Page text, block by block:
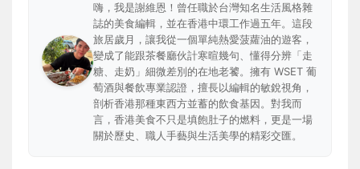
嗨，我是謝維恩！曾任職於台灣知名生活風格雜
誌的美食編輯，並在香港中環工作過五年。這段
旅居歲月，讓我從一個單純熱愛菠蘿油的遊客，
變成了能跟茶餐廳伙計寒暄幾句、懂得分辨「走
糖、走奶」細微差別的在地老饕。擁有 WSET 葡
萄酒與餐飲專業認證，擅長以編輯的敏銳視角，
剖析香港那種東西方並蓄的飲食基因。對我而
言，香港美食不只是填飽肚子的燃料，更是一場
關於歷史、職人手藝與生活美學的精彩交匯。